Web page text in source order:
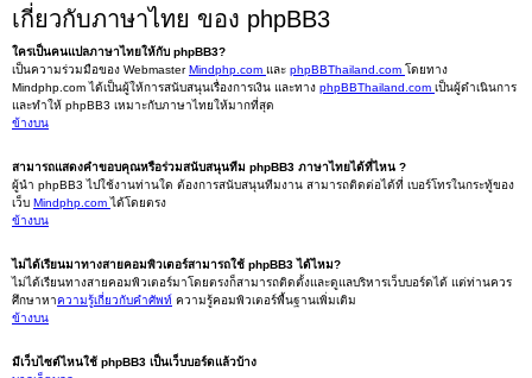
เกี่ยวกับภาษาไทย ของ phpBB3
ใครเป็นคนแปลภาษาไทยให้กับ phpBB3?
เป็นความร่วมมือของ WebmasterMindphp.com และ phpBBThailand.com โดยทาง
Mindphp.com ได้เป็นผู้ให้การสนับสนุนเรื่องการเงิน และทาง phpBBThailand.com เป็นผู้ดำเนินการ
และทำให้ phpBB3 เหมาะกับภาษาไทยให้มากที่สุด
ข้างบน
สามารถแสดงคำขอบคุณหรือร่วมสนับสนุนทีม phpBB3 ภาษาไทยได้ที่ไหน ?
ผู้นำ phpBB3 ไปใช้งานท่านใด ต้องการสนับสนุนทีมงาน สามารถติดต่อได้ที่ เบอร์โทรในกระทู้ของ
เว็บ Mindphp.comได้โดยตรง
ข้างบน
ไม่ได้เรียนมาทางสายคอมพิวเตอร์สามารถใช้ phpBB3 ได้ไหม?
ไม่ได้เรียนทางสายคอมพิวเตอร์มาโดยตรงก็สามารถติดตั้งและดูแลบริหารเว็บบอร์ดได้ แต่ท่านควร
ศึกษาหาความรู้เกี่ยวกับคำศัพท์ ความรู้คอมพิวเตอร์พื้นฐานเพิ่มเติม
ข้างบน
มีเว็บไซต์ไหนใช้ phpBB3 เป็นเว็บบอร์ดแล้วบ้าง